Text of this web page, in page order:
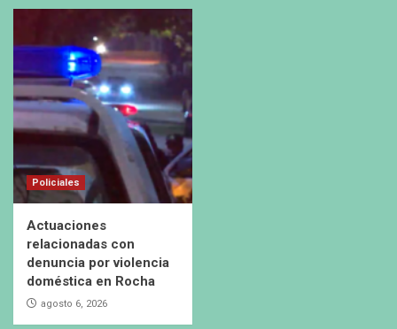
Policiales
Actuaciones
relacionadas con
denuncia por violencia
doméstica en Rocha
agosto 6, 2026